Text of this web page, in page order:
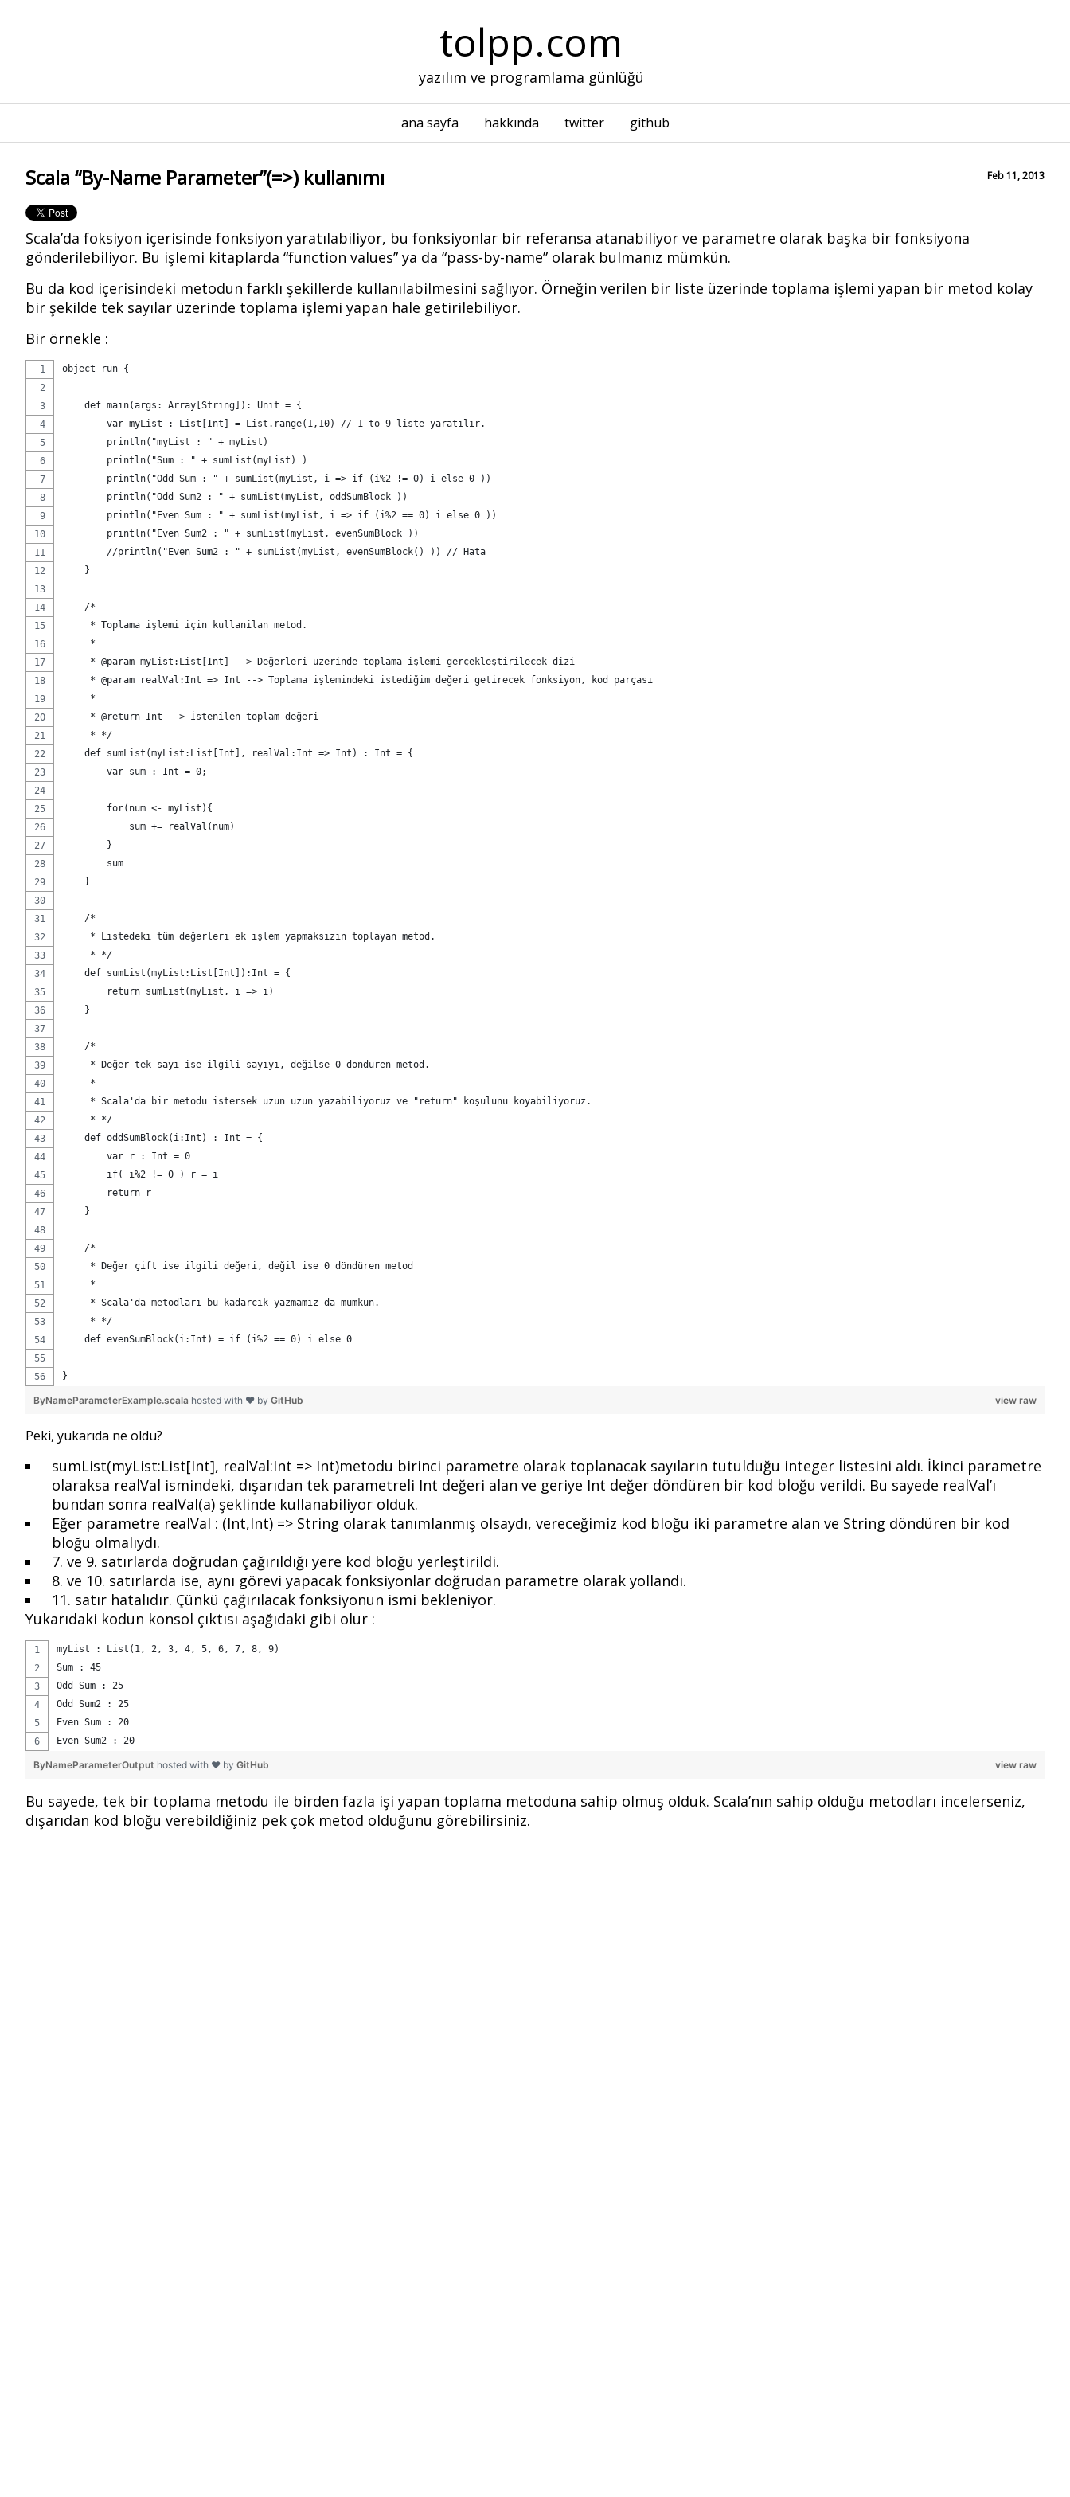
tolpp.com
yazılım ve programlama günlüğü
ana sayfa hakkında twitter github
Scala “By-Name Parameter”(=>) kullanımı Feb 11, 2013
Scala’da foksiyon içerisinde fonksiyon yaratılabiliyor, bu fonksiyonlar bir referansa atanabiliyor ve parametre olarak başka bir fonksiyona
gönderilebiliyor. Bu işlemi kitaplarda “function values” ya da “pass-by-name” olarak bulmanız mümkün.
Bu da kod içerisindeki metodun farklı şekillerde kullanılabilmesini sağlıyor. Örneğin verilen bir liste üzerinde toplama işlemi yapan bir metod kolay
bir şekilde tek sayılar üzerinde toplama işlemi yapan hale getirilebiliyor.
Bir örnekle :
object run {
    def main(args: Array[String]): Unit = {
        var myList : List[Int] = List.range(1,10) // 1 to 9 liste yaratılır.
        println("myList : " + myList)
        println("Sum : " + sumList(myList) )
        println("Odd Sum : " + sumList(myList, i => if (i%2 != 0) i else 0 ))
        println("Odd Sum2 : " + sumList(myList, oddSumBlock ))
        println("Even Sum : " + sumList(myList, i => if (i%2 == 0) i else 0 ))
        println("Even Sum2 : " + sumList(myList, evenSumBlock ))
        //println("Even Sum2 : " + sumList(myList, evenSumBlock() )) // Hata
    }
    /*
     * Toplama işlemi için kullanilan metod.
     *
     * @param myList:List[Int] --> Değerleri üzerinde toplama işlemi gerçekleştirilecek dizi
     * @param realVal:Int => Int --> Toplama işlemindeki istediğim değeri getirecek fonksiyon, kod parçası
     *
     * @return Int --> İstenilen toplam değeri
     * */
    def sumList(myList:List[Int], realVal:Int => Int) : Int = {
        var sum : Int = 0;
        for(num <- myList){
            sum += realVal(num)
        }
        sum
    }
    /*
     * Listedeki tüm değerleri ek işlem yapmaksızın toplayan metod.
     * */
    def sumList(myList:List[Int]):Int = {
        return sumList(myList, i => i)
    }
    /*
     * Değer tek sayı ise ilgili sayıyı, değilse 0 döndüren metod.
     *
     * Scala'da bir metodu istersek uzun uzun yazabiliyoruz ve "return" koşulunu koyabiliyoruz.
     * */
    def oddSumBlock(i:Int) : Int = {
        var r : Int = 0
        if( i%2 != 0 ) r = i
        return r
    }
    /*
     * Değer çift ise ilgili değeri, değil ise 0 döndüren metod
     *
     * Scala'da metodları bu kadarcık yazmamız da mümkün.
     * */
    def evenSumBlock(i:Int) = if (i%2 == 0) i else 0
}
view raw
ByNameParameterExample.scala hosted with ❤ by GitHub
Peki, yukarıda ne oldu?
sumList(myList:List[Int], realVal:Int => Int)metodu birinci parametre olarak toplanacak sayıların tutulduğu integer listesini aldı. İkinci parametre
olaraksa realVal ismindeki, dışarıdan tek parametreli Int değeri alan ve geriye Int değer döndüren bir kod bloğu verildi. Bu sayede realVal’ı
bundan sonra realVal(a) şeklinde kullanabiliyor olduk.
Eğer parametre realVal : (Int,Int) => String olarak tanımlanmış olsaydı, vereceğimiz kod bloğu iki parametre alan ve String döndüren bir kod
bloğu olmalıydı.
7. ve 9. satırlarda doğrudan çağırıldığı yere kod bloğu yerleştirildi.
8. ve 10. satırlarda ise, aynı görevi yapacak fonksiyonlar doğrudan parametre olarak yollandı.
11. satır hatalıdır. Çünkü çağırılacak fonksiyonun ismi bekleniyor.
Yukarıdaki kodun konsol çıktısı aşağıdaki gibi olur :
myList : List(1, 2, 3, 4, 5, 6, 7, 8, 9)
Sum : 45
Odd Sum : 25
Odd Sum2 : 25
Even Sum : 20
Even Sum2 : 20
view raw
ByNameParameterOutput hosted with ❤ by GitHub
Bu sayede, tek bir toplama metodu ile birden fazla işi yapan toplama metoduna sahip olmuş olduk. Scala’nın sahip olduğu metodları incelerseniz,
dışarıdan kod bloğu verebildiğiniz pek çok metod olduğunu görebilirsiniz.